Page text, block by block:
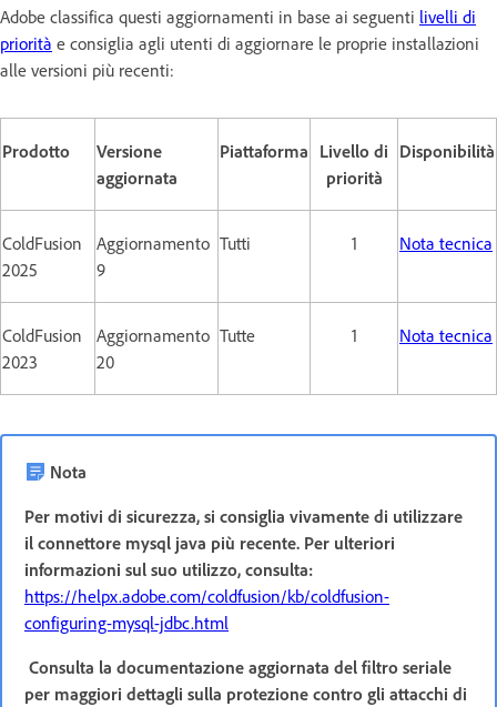
Adobe classifica questi aggiornamenti in base ai seguenti livelli di
priorità e consiglia agli utenti di aggiornare le proprie installazioni
alle versioni più recenti:
Prodotto
Versione
aggiornata
Piattaforma Livello di
priorità
Disponibilità
ColdFusion
2025
Aggiornamento
9
Tutti 1 Nota tecnica
ColdFusion
2023
Aggiornamento
20
Tutte 1 Nota tecnica
Nota
Per motivi di sicurezza, si consiglia vivamente di utilizzare
il connettore mysql java più recente. Per ulteriori
informazioni sul suo utilizzo, consulta:
https://helpx.adobe.com/coldfusion/kb/coldfusion-
configuring-mysql-jdbc.html
Consulta la documentazione aggiornata del filtro seriale
per maggiori dettagli sulla protezione contro gli attacchi di